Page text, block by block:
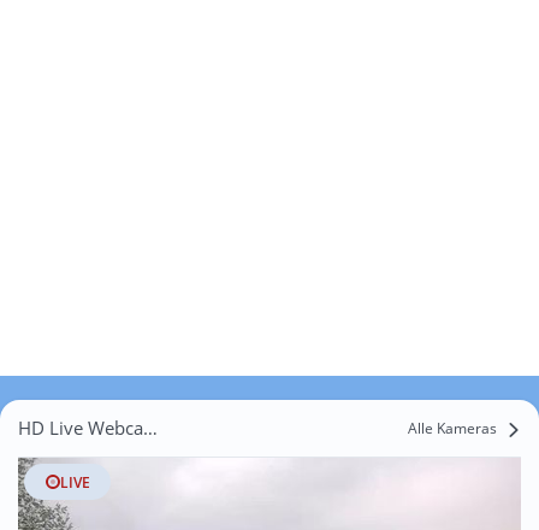
HD Live Webcams Epesses Alle Kameras
LIVE